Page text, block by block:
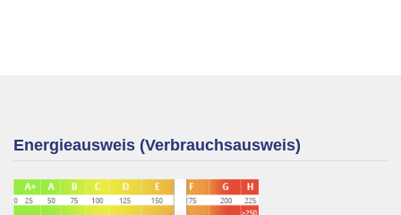
Energieausweis (Verbrauchsausweis)